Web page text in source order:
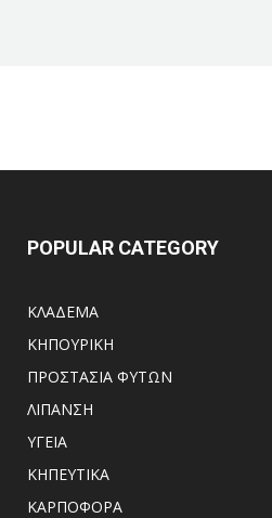
POPULAR CATEGORY
ΚΛΑΔΕΜΑ
ΚΗΠΟΥΡΙΚΗ
ΠΡΟΣΤΑΣΙΑ ΦΥΤΩΝ
ΛΙΠΑΝΣΗ
ΥΓΕΙΑ
ΚΗΠΕΥΤΙΚΑ
ΚΑΡΠΟΦΟΡΑ